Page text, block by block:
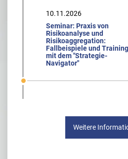
10.11.2026
Seminar: Praxis von
Risikoanalyse und
Risikoaggregation:
Fallbeispiele und Training
mit dem "Strategie-
Navigator"
Weitere